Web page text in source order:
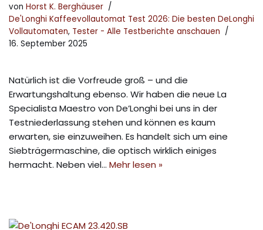
von Horst K. Berghäuser
De'Longhi Kaffeevollautomat Test 2026: Die besten DeLonghi
Vollautomaten, Tester - Alle Testberichte anschauen
16. September 2025
Natürlich ist die Vorfreude groß – und die
Erwartungshaltung ebenso. Wir haben die neue La
Specialista Maestro von De’Longhi bei uns in der
Testniederlassung stehen und können es kaum
erwarten, sie einzuweihen. Es handelt sich um eine
Siebträgermaschine, die optisch wirklich einiges
hermacht. Neben viel… Mehr lesen »